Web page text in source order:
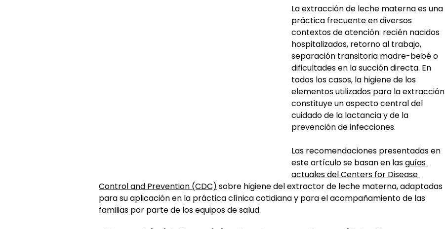
La extracción de leche materna es una
práctica frecuente en diversos
contextos de atención: recién nacidos
hospitalizados, retorno al trabajo,
separación transitoria madre-bebé o
dificultades en la succión directa. En
todos los casos, la higiene de los
elementos utilizados para la extracción
constituye un aspecto central del
cuidado de la lactancia y de la
prevención de infecciones.
Las recomendaciones presentadas en
este artículo se basan en las guías
actuales del Centers for Disease
Control and Prevention (CDC) sobre higiene del extractor de leche materna, adaptadas
para su aplicación en la práctica clínica cotidiana y para el acompañamiento de las
familias por parte de los equipos de salud.